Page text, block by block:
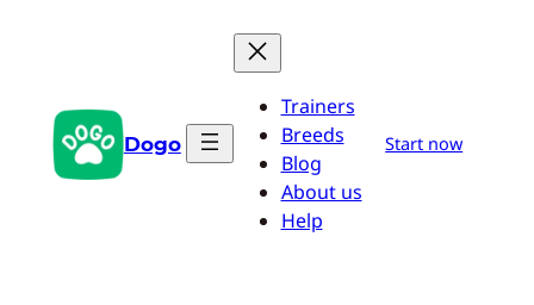
Dogo
Trainers
Breeds
Blog
About us
Help
Start now